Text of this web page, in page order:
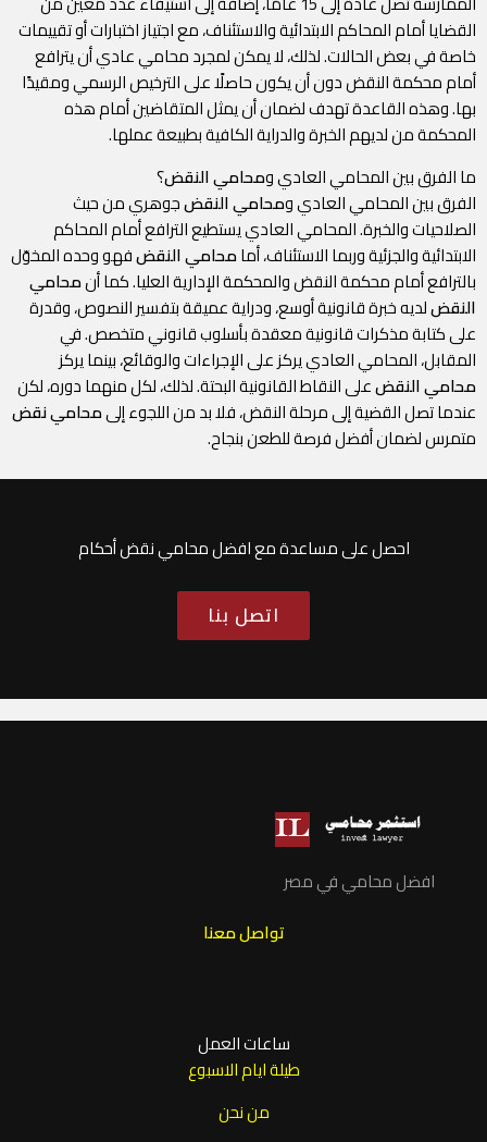
القضايا أمام المحاكم الابتدائية والاستئناف، مع اجتياز اختبارات أو تقييمات
خاصة في بعض الحالات. لذلك، لا يمكن لمجرد محامي عادي أن يترافع
أمام محكمة النقض دون أن يكون حاصلًا على الترخيص الرسمي ومقيدًا
بها. وهذه القاعدة تهدف لضمان أن يمثل المتقاضين أمام هذه
المحكمة من لديهم الخبرة والدراية الكافية بطبيعة عملها.
ما الفرق بين المحامي العادي ومحامي النقض؟
الفرق بين المحامي العادي ومحامي النقضجوهري من حيث
الصلاحيات والخبرة. المحامي العادي يستطيع الترافع أمام المحاكم
الابتدائية والجزئية وربما الاستئناف، أمامحامي النقضفهو وحده المخوّل
بالترافع أمام محكمة النقض والمحكمة الإدارية العليا. كما أنمحامي
النقضلديه خبرة قانونية أوسع، ودراية عميقة بتفسير النصوص، وقدرة
على كتابة مذكرات قانونية معقدة بأسلوب قانوني متخصص. في
المقابل، المحامي العادي يركز على الإجراءات والوقائع، بينما يركز
محامي النقضعلى النقاط القانونية البحتة. لذلك، لكل منهما دوره، لكن
عندما تصل القضية إلى مرحلة النقض، فلا بد من اللجوء إلىمحامي نقض
متمرس لضمان أفضل فرصة للطعن بنجاح.
احصل على مساعدة مع افضل محامي نقض أحكام
اتصل بنا
افضل محامي في مصر
تواصل معنا
ساعات العمل
طيلة ايام الاسبوع
من نحن